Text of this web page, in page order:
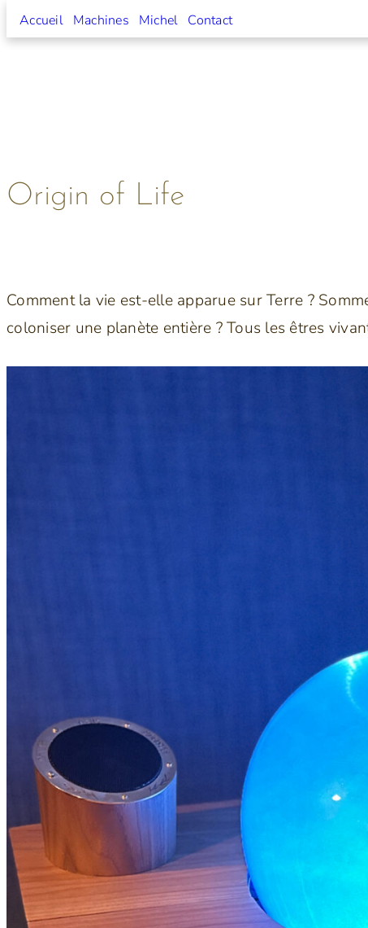
Accueil Machines Michel Contact
Origin of Life
Comment la vie est-elle apparue sur Terre ?
coloniser une planète entière ? Tous les êtres